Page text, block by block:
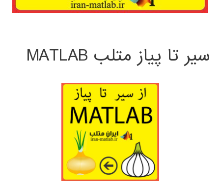
سیر تا پیاز متلب MATLAB